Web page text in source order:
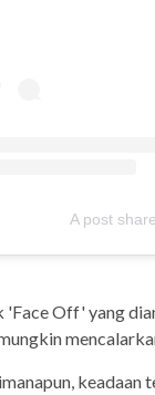
A post
'Face Off' yang
keadaan